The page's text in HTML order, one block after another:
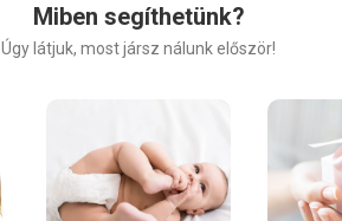
Miben segíthetünk?
Úgy látjuk, most jársz nálunk először!